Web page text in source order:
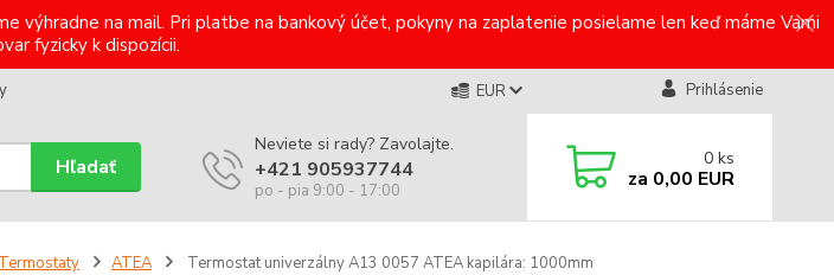
výhradne na mail. Pri platbe na bankový účet, pokyny na zaplatenie posielame len keď máme Vami
fyzicky k dispozícii.
EUR Prihlásenie
Hľadať
Neviete si rady? Zavolajte.
+421 905937744
po - pia 9:00 - 17:00
0 ks
za 0,00 EUR
Termostaty ATEA Termostat univerzálny A13 0057 ATEA kapilára: 1000mm